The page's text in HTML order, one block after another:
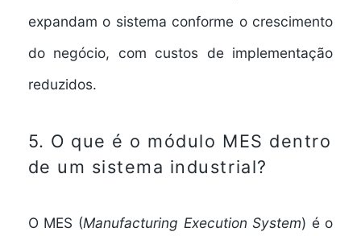
expandam o sistema conforme o crescimento
do negócio, com custos de implementação
reduzidos.
5. O que é o módulo MES dentro
de um sistema industrial?
O MES (Manufacturing Execution System) é o